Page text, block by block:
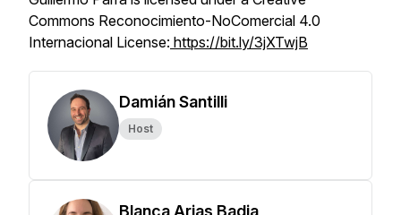
Commons Reconocimiento-NoComercial 4.0
Internacional License: https://bit.ly/3jXTwjB
Damián Santilli
Host
Blanca Arias Badia